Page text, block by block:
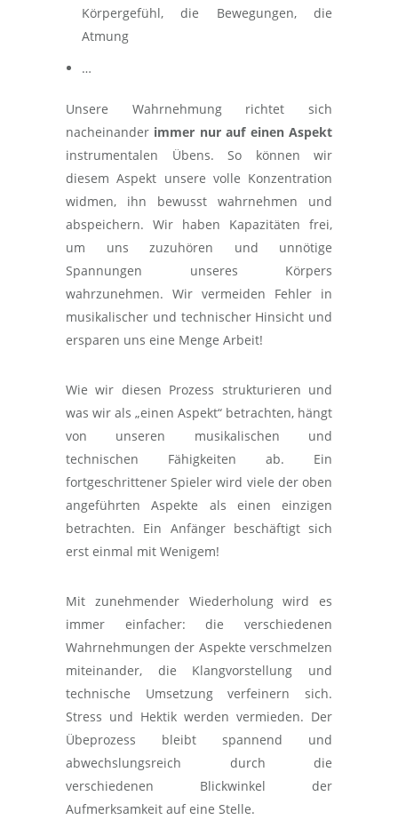
Körpergefühl, die Bewegungen, die
Atmung
…
Unsere Wahrnehmung richtet sich
nacheinander immer nur auf einen Aspekt
instrumentalen Übens. So können wir
diesem Aspekt unsere volle Konzentration
widmen, ihn bewusst wahrnehmen und
abspeichern. Wir haben Kapazitäten frei,
um uns zuzuhören und unnötige
Spannungen unseres Körpers
wahrzunehmen. Wir vermeiden Fehler in
musikalischer und technischer Hinsicht und
ersparen uns eine Menge Arbeit!
Wie wir diesen Prozess strukturieren und
was wir als „einen Aspekt“ betrachten, hängt
von unseren musikalischen und
technischen Fähigkeiten ab. Ein
fortgeschrittener Spieler wird viele der oben
angeführten Aspekte als einen einzigen
betrachten. Ein Anfänger beschäftigt sich
erst einmal mit Wenigem!
Mit zunehmender Wiederholung wird es
immer einfacher: die verschiedenen
Wahrnehmungen der Aspekte verschmelzen
miteinander, die Klangvorstellung und
technische Umsetzung verfeinern sich.
Stress und Hektik werden vermieden. Der
Übeprozess bleibt spannend und
abwechslungsreich durch die
verschiedenen Blickwinkel der
Aufmerksamkeit auf eine Stelle.